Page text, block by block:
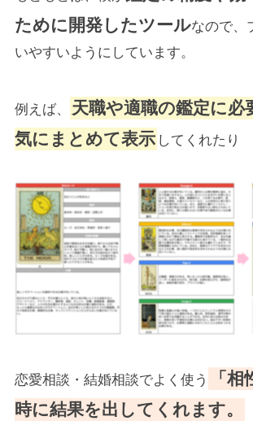
ために開発したツールなので、
いやすいようにしています。
例えば、
天職や適職の鑑定に必
気にまとめて表示 してくれたり
恋愛相談・結婚相談でよく使う
「
時に結果を出してくれます。